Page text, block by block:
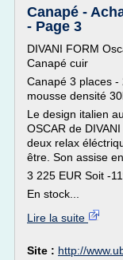
Canapé -
- Page 3
DIVANI FORM
Canapé cuir
Canapé 3 places -
mousse densité
Le design italien
OSCAR de
deux relax
être. Son assise
3 225 EUR Soit -
En stock...
Lire la suite
Site : http://